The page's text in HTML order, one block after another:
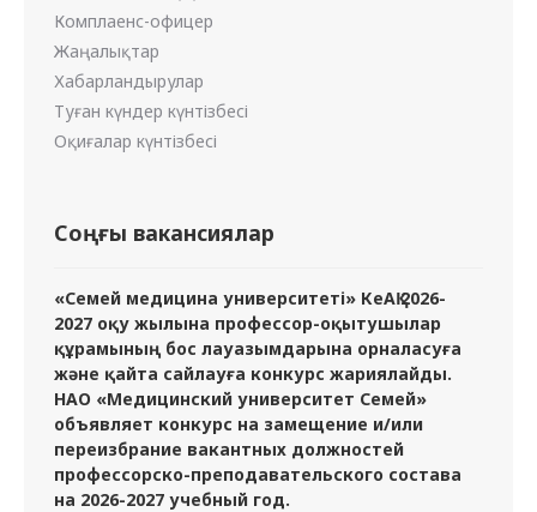
Комплаенс-офицер
Жаңалықтар
Хабарландырулар
Туған күндер күнтізбесі
Оқиғалар күнтізбесі
Соңғы вакансиялар
«Семей медицина университеті» КеАҚ 2026-
2027 оқу жылына профессор-оқытушылар
құрамының бос лауазымдарына орналасуға
және қайта сайлауға конкурс жариялайды.
НАО «Медицинский университет Семей»
объявляет конкурс на замещение и/или
переизбрание вакантных должностей
профессорско-преподавательского состава
на 2026-2027 учебный год.